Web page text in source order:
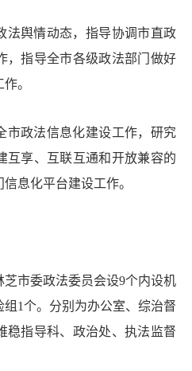
法舆情动态，指导协调市直政
，指导全市各级政法部门做好
。
市政法信息化建设工作，研究
互享、互联互通和开放兼容的
息化平台建设工作。
芝市委政法委员会设9个内设机
组 1个。分别为办公室、综治督
指导科、 政治处、执法监督